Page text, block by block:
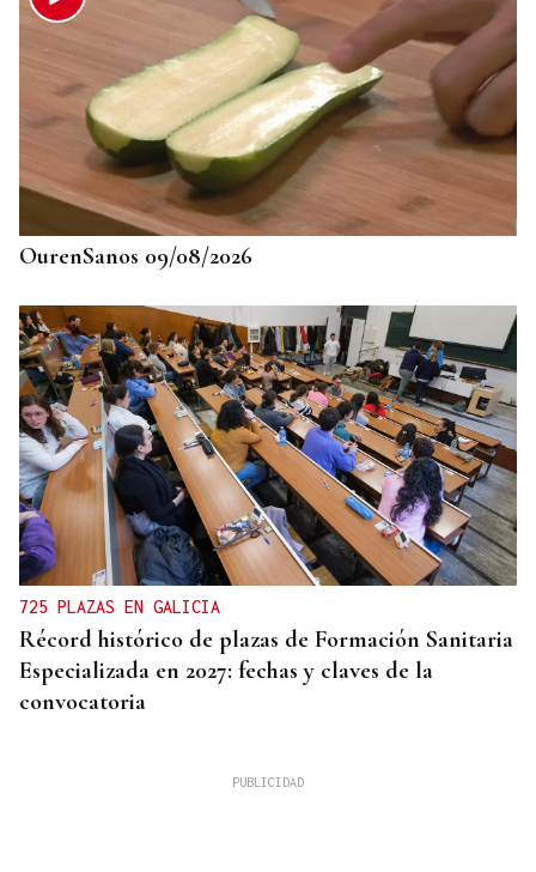
OurenSanos 09/08/2026
725 PLAZAS EN GALICIA
Récord histórico de plazas de Formación Sanitaria
Especializada en 2027: fechas y claves de la
convocatoria